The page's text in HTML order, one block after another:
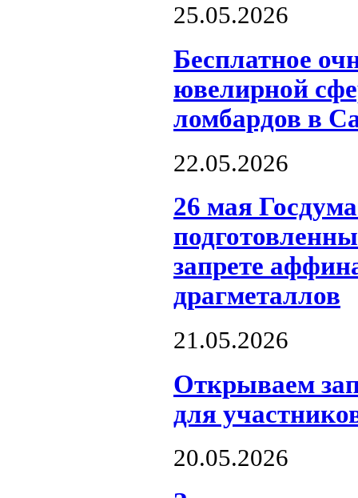
25.05.2026
Бесплатное
ювелирной
ломбардов в
22.05.2026
26 мая
запрете
драгметаллов
21.05.2026
Открываем
для
20.05.2026